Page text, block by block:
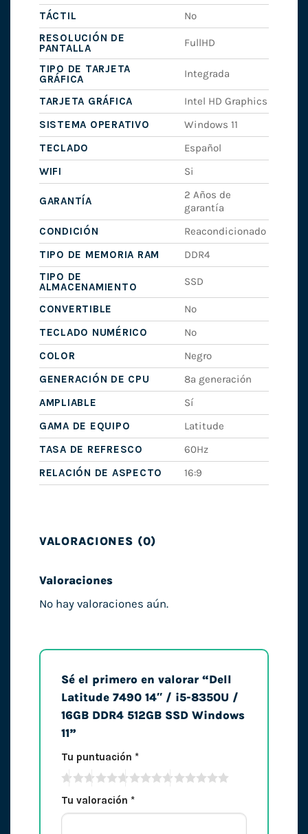
TÁCTIL
No
RESOLUCIÓN DE
PANTALLA
FullHD
TIPO DE TARJETA
GRÁFICA
Integrada
TARJETA GRÁFICA
Intel HD Graphics
SISTEMA OPERATIVO
Windows 11
TECLADO
Español
WIFI
Si
GARANTÍA
2 Años de
garantía
CONDICIÓN
Reacondicionado
TIPO DE MEMORIA RAM
DDR4
TIPO DE
ALMACENAMIENTO
SSD
CONVERTIBLE
No
TECLADO NUMÉRICO
No
COLOR
Negro
GENERACIÓN DE CPU
8ª generación
AMPLIABLE
Sí
GAMA DE EQUIPO
Latitude
TASA DE REFRESCO
60Hz
RELACIÓN DE ASPECTO
16:9
VALORACIONES (0)
Valoraciones
No hay valoraciones aún.
Sé el primero en valorar “Dell
Latitude 7490 14″ / i5-8350U /
16GB DDR4 512GB SSD Windows
11”
Tu puntuación *
Tu valoración *